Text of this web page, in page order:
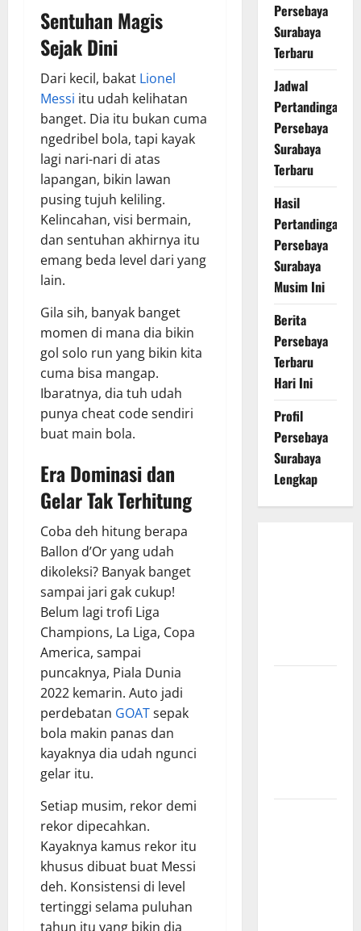
Sentuhan Magis
Sejak Dini
Dari kecil, bakat Lionel
Messi itu udah kelihatan
banget. Dia itu bukan cuma
ngedribel bola, tapi kayak
lagi nari-nari di atas
lapangan, bikin lawan
pusing tujuh keliling.
Kelincahan, visi bermain,
dan sentuhan akhirnya itu
emang beda level dari yang
lain.
Gila sih, banyak banget
momen di mana dia bikin
gol solo run yang bikin kita
cuma bisa mangap.
Ibaratnya, dia tuh udah
punya cheat code sendiri
buat main bola.
Era Dominasi dan
Gelar Tak Terhitung
Coba deh hitung berapa
Ballon d’Or yang udah
dikoleksi? Banyak banget
sampai jari gak cukup!
Belum lagi trofi Liga
Champions, La Liga, Copa
America, sampai
puncaknya, Piala Dunia
2022 kemarin. Auto jadi
perdebatan GOATsepak
bola makin panas dan
kayaknya dia udah ngunci
gelar itu.
Setiap musim, rekor demi
rekor dipecahkan.
Kayaknya kamus rekor itu
khusus dibuat buat Messi
deh. Konsistensi di level
tertinggi selama puluhan
tahun itu yang bikin dia
Persebaya
Surabaya
Terbaru
Jadwal
Pertandingan
Persebaya
Surabaya
Terbaru
Hasil
Pertandingan
Persebaya
Surabaya
Musim Ini
Berita
Persebaya
Terbaru
Hari Ini
Profil
Persebaya
Surabaya
Lengkap